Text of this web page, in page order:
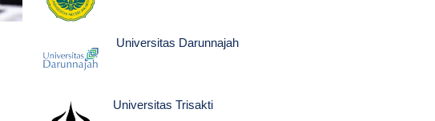
Universitas Darunnajah
Universitas Trisakti